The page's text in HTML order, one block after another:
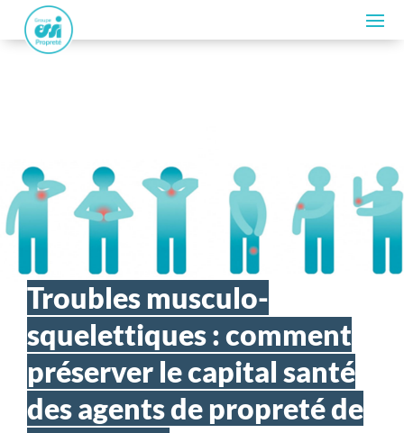
Troubles musculo-
squelettiques : comment
préserver le capital santé
des agents de propreté de